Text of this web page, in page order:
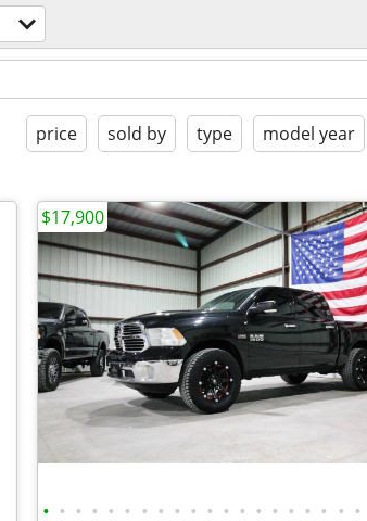
price sold by type model year
• • • • • • • • • • • • • • • • • • • •
$17,900